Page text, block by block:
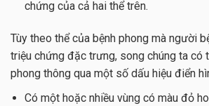
chứng của cả hai thể trên.
Tùy theo thể của bệnh phong mà người
triệu chứng đặc trưng, song chúng ta có
phong thông qua một số dấu hiệu điển
Có một hoặc nhiều vùng có màu đỏ